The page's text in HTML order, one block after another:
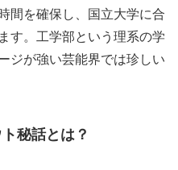
間を確保し、国立大学に合
す。工学部という理系の学
ジが強い芸能界では珍しい
秘話とは？